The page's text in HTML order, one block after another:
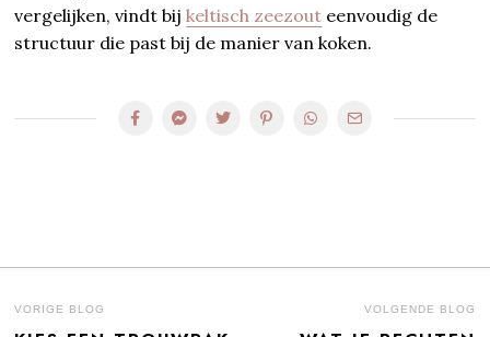
vergelijken, vindt bijkeltisch zeezout eenvoudig de
structuur die past bij de manier van koken.
BERICHT
VORIGE BLOG VOLGENDE BLOG